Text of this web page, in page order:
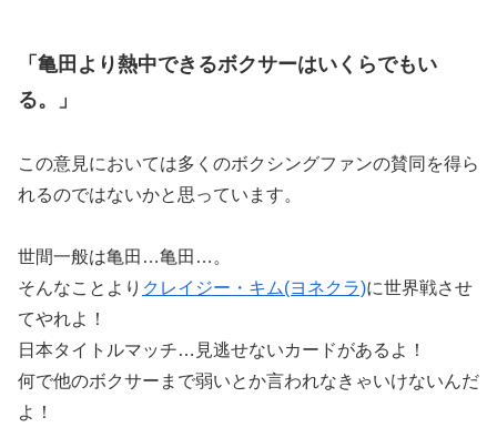
「亀田より熱中できるボクサーはいくらでもい
る。」
この意見においては多くのボクシングファンの賛同を得ら
れるのではないかと思っています。
世間一般は亀田…亀田…。
そんなことより クレイジー・キム(ヨネクラ)に世界戦させ
てやれよ！
日本タイトルマッチ…見逃せないカードがあるよ！
何で他のボクサーまで弱いとか言われなきゃいけないんだ
よ！